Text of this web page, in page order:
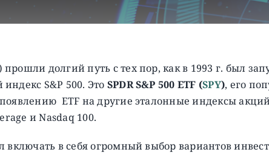
долгий путь с тех пор, как в 1993 г. был
S&P 500. Это SPDR S&P 500 ETF (SPY), его
ETF на другие эталонные индексы
и Nasdaq 100.
включать в себя огромный выбор вариантов